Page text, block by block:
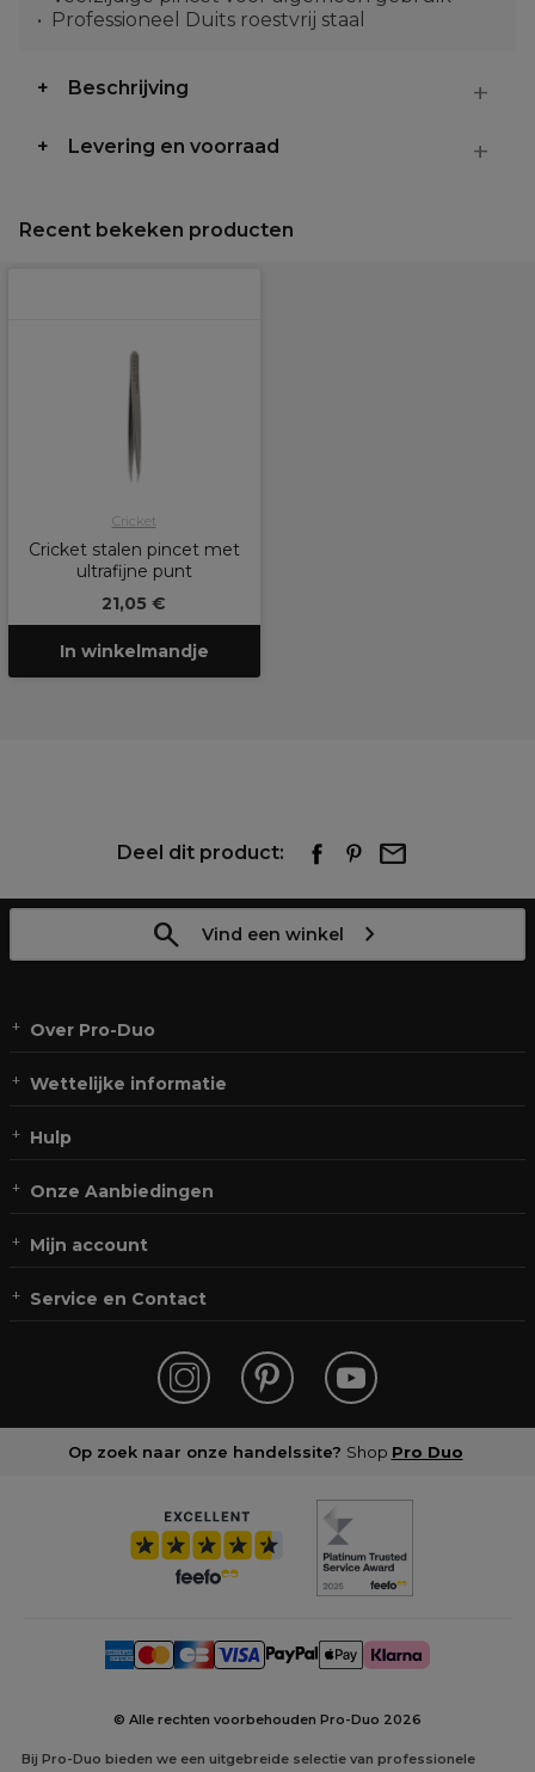
Professioneel Duits roestvrij staal
Beschrijving
Levering en voorraad
Recent bekeken producten
Cricket
Cricket stalen pincet met
ultrafijne punt
21,05 €
In winkelmandje
Deel dit product:
Vind een winkel
Over Pro-Duo
Wettelijke informatie
Hulp
Onze Aanbiedingen
Mijn account
Service en Contact
Op zoek naar onze handelssite? Shop Pro Duo
© Alle rechten voorbehouden Pro-Duo 2026
Bij Pro-Duo bieden we een uitgebreide selectie van professionele